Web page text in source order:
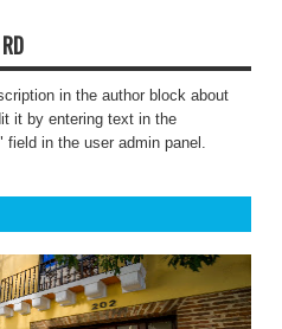
in the author block about
it by entering text in the
field in the user admin panel.